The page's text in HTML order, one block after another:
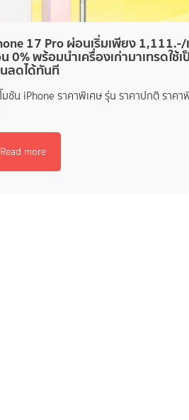
17 Pro ผ่อนเริ่มเพียง
0% พร้อมนำเครื่องเก่ามาเทรดใช้เ
ลดได้ทันที
มชัน iPhone ราคาพิเศษ รุ่น ราคาปกติ ราคา
Read more